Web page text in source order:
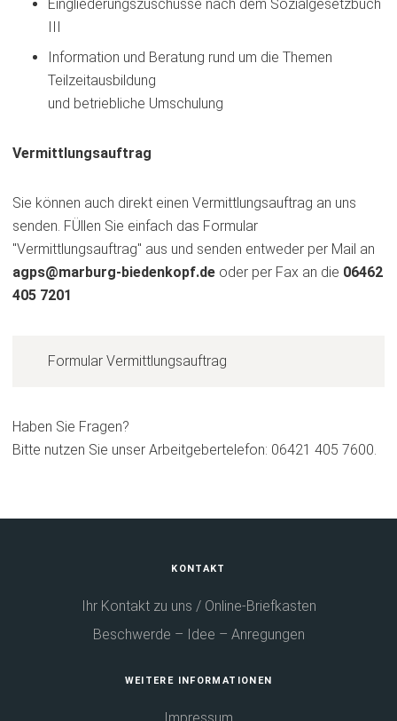
Eingliederungszuschüsse nach dem Sozialgesetzbuch
III
Information und Beratung rund um die Themen
Teilzeitausbildung
und betriebliche Umschulung
Vermittlungsauftrag
Sie können auch direkt einen Vermittlungsauftrag an uns
senden. FÜllen Sie einfach das Formular
"Vermittlungsauftrag" aus und senden entweder per Mail an
agps
marburg-biedenkopf de oder per Fax an die 06462
405 7201
Formular Vermittlungsauftrag
Haben Sie Fragen?
Bitte nutzen Sie unser Arbeitgebertelefon: 06421 405 7600.
KONTAKT
Ihr Kontakt zu uns / Online-Briefkasten
Beschwerde – Idee – Anregungen
WEITERE INFORMATIONEN